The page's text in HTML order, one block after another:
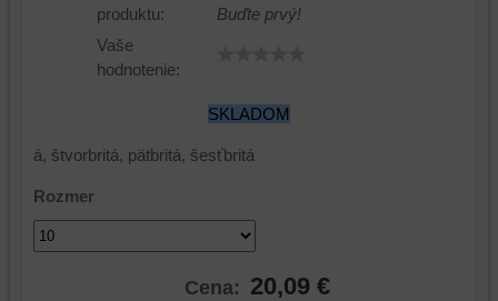
produktu:
Buďte prvý!
Vaše
hodnotenie:
SKLADOM
á, štvorbritá, pätbritá, šesťbritá
Rozmer
Cena: 20,09 €